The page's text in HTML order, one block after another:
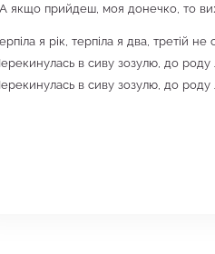
якщо прийдеш, моя донечко, то
я рік, терпіла я два, третій не
в сиву зозулю, до роду
в сиву зозулю, до роду